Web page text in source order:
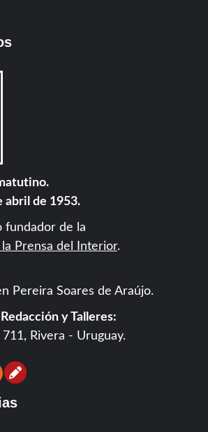
abril de 1953.
fundador de la
Prensa del Interior.
Pereira Soares de Araújo.
y Talleres:
Rivera - Uruguay.
Contáctanos